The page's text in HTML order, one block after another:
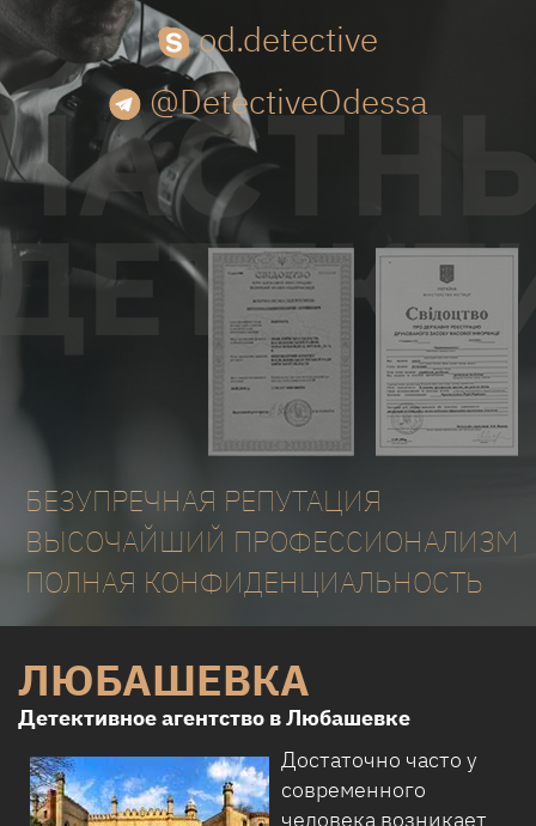
od.detective
@DetectiveOdessa
БЕЗУПРЕЧНАЯ РЕПУТАЦИЯ
ВЫСОЧАЙШИЙ ПРОФЕССИОНАЛИЗМ
ПОЛНАЯ КОНФИДЕНЦИАЛЬНОСТЬ
ЛЮБАШЕВКА
Детективное агентство в Любашевке
Достаточно часто у
современного
человека возникает